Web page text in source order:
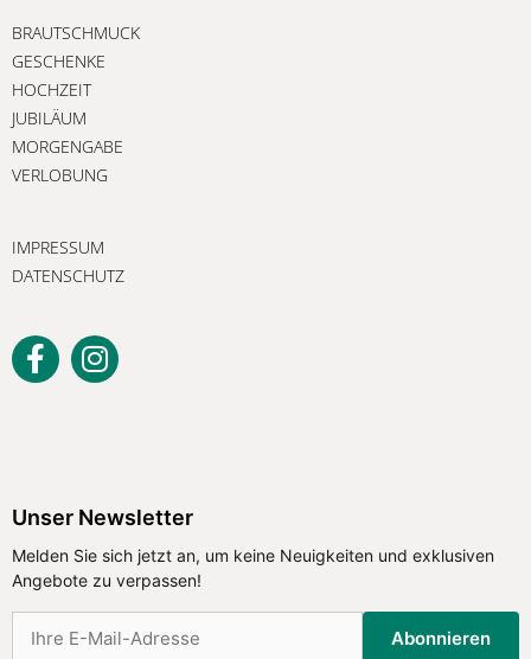
BRAUTSCHMUCK
GESCHENKE
HOCHZEIT
JUBILÄUM
MORGENGABE
VERLOBUNG
IMPRESSUM
DATENSCHUTZ
Unser Newsletter
Melden Sie sich jetzt an, um keine Neuigkeiten und exklusiven
Angebote zu verpassen!
Abonnieren